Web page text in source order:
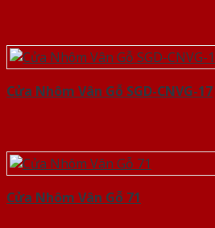
Cửa Nhôm Vân Gỗ SGD-CNVG-17
Cửa Nhôm Vân Gỗ 71